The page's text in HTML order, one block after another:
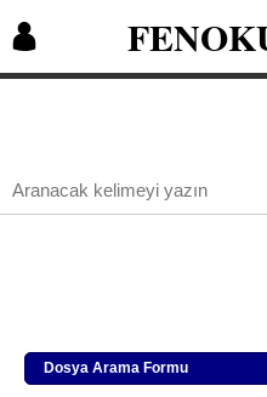
Dosya Arama Formu